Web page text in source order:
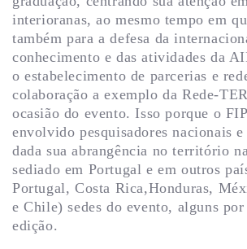
interioranas, ao mesmo tempo em
também para a defesa da
conhecimento e das atividades da
o estabelecimento de parcerias e
colaboração a exemplo da Rede-
ocasião do evento. Isso porque o
envolvido pesquisadores nacionais
dada sua abrangência no território
sediado em Portugal e em outros
Portugal, Costa Rica,Honduras,
e Chile) sedes do evento, alguns
edição.